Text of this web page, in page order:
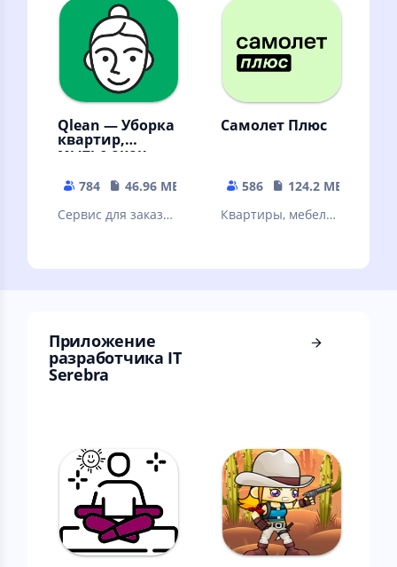
цели и организуй
свое время
Qlean — Уборка
квартир,
мытье окон,
784
46.96 MB
Сервис для заказа
Самолет Плюс
586
124.2 MB
Квартиры, мебель,
Приложение
разработчика IT
Serebra